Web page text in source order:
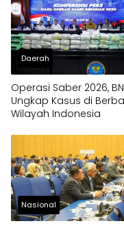
Daerah
Operasi Saber 2026,
Ungkap Kasus di
Wilayah Indonesia
Nasional